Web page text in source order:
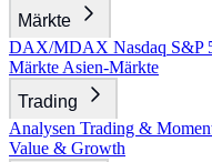
Märkte
DAX/MDAX Nasdaq S&P
Märkte Asien-Märkte
Trading
Analysen Trading &
Value & Growth